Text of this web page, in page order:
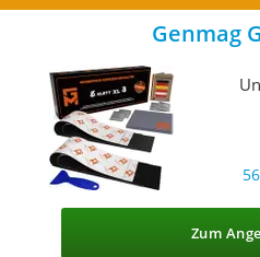
Genmag
Zum